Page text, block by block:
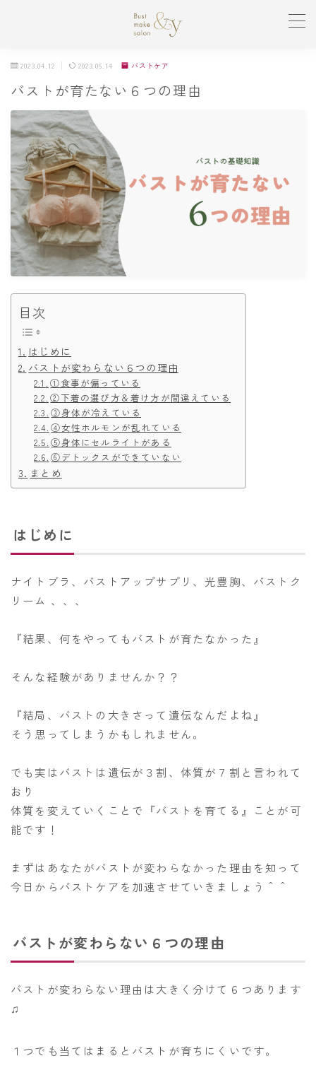
TOP
オーナープロフィール
バストアップ初回体験
Staff
育乳マガジン
BUST MAKEITEM
Access
2023.04.12 2023.06.14 バストケア
バストが育たない６つの理由
目次
はじめに
バストが変わらない６つの理由
①食事が偏っている
②下着の選び方＆着け方が間違えている
③身体が冷えている
④女性ホルモンが乱れている
⑤身体にセルライトがある
⑥デトックスができていない
まとめ
はじめに
ナイトブラ、バストアップサプリ、光豊胸、バストク
リーム 、、、
『結果、何をやってもバストが育たなかった』
そんな経験がありませんか？？
『結局、バストの大きさって遺伝なんだよね』
そう思ってしまうかもしれません。
でも実はバストは遺伝が３割、体質が７割と言われて
おり
体質を変えていくことで『バストを育てる』ことが可
能です！
まずはあなたがバストが変わらなかった理由を知って
今日からバストケアを加速させていきましょう＾＾
バストが変わらない６つの理由
バストが変わらない理由は大きく分けて６つあります
♫
１つでも当てはまるとバストが育ちにくいです。